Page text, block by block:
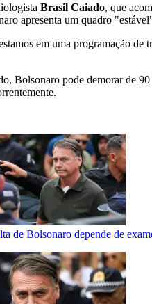
Brasil Caiado, que
apresenta um quadro
em uma programação
Bolsonaro pode demorar de
de Bolsonaro depende de